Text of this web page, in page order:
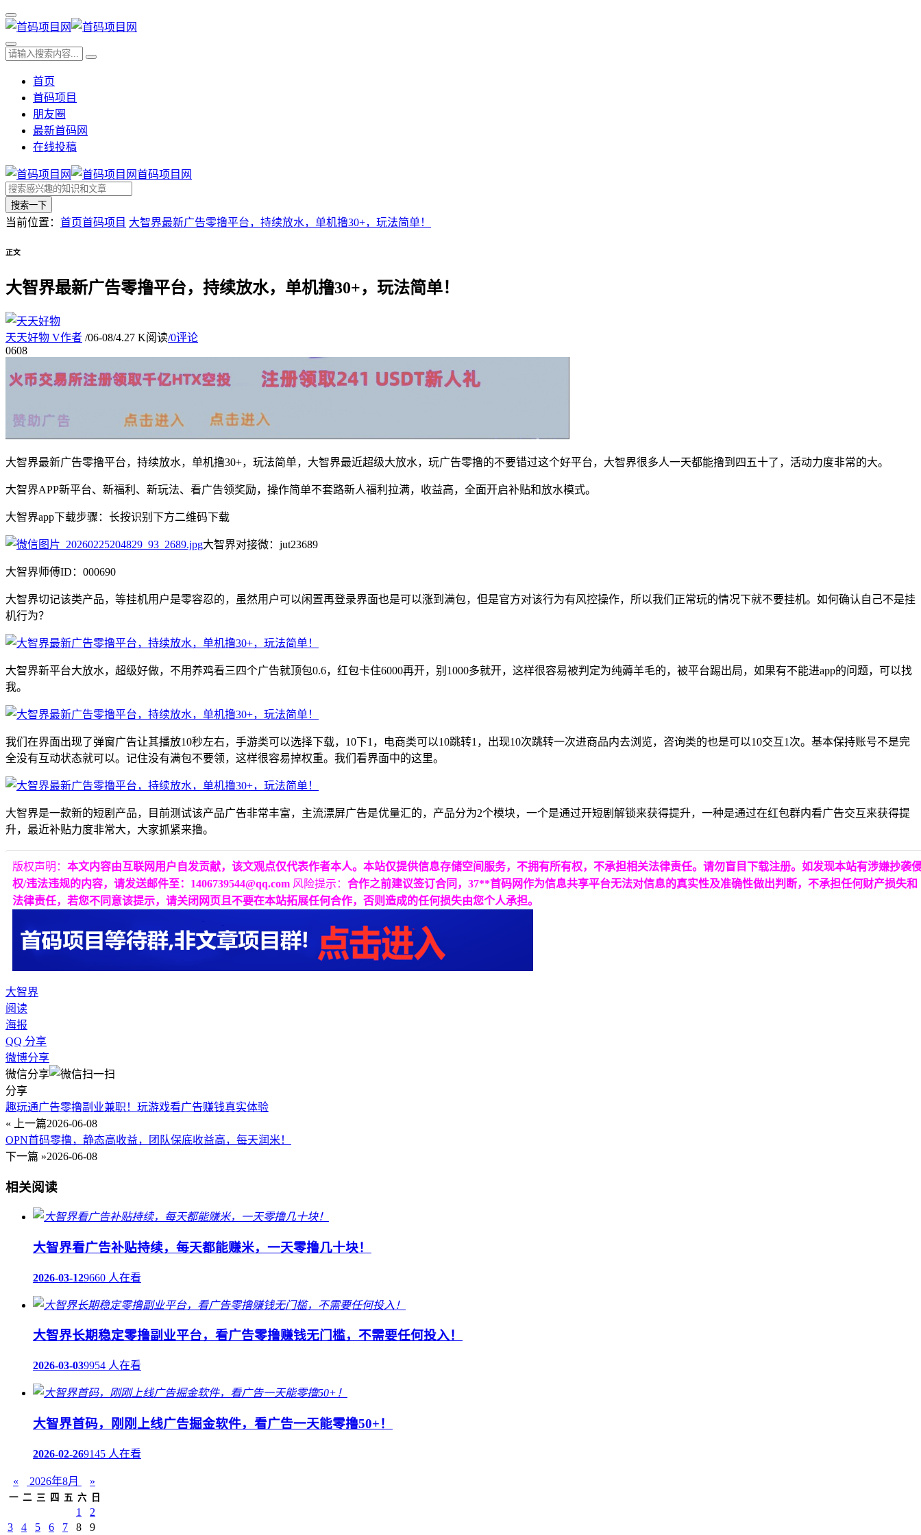
首页
首码项目
朋友圈
最新首码网
在线投稿
首码项目网
搜索一下
当前位置： 首页首码项目 大智界最新广告零撸平台，持续放水，单机撸30+，玩法简单！
正文
大智界最新广告零撸平台，持续放水，单机撸30+，玩法简单！
天天好物 V作者 /06-08/4.27 K阅读/0评论
0608
大智界最新广告零撸平台，持续放水，单机撸30+，玩法简单，大智界最近超级大放水，玩广告零撸的不要错过这个好平台，大智界很多人一天都能撸到四五十了，活动力度非常的大。
大智界APP新平台、新福利、新玩法、看广告领奖励，操作简单不套路新人福利拉满，收益高，全面开启补贴和放水模式。
大智界app下载步骤：长按识别下方二维码下载
大智界对接微：jut23689
大智界师傅ID：000690
大智界切记该类产品，等挂机用户是零容忍的，虽然用户可以闲置再登录界面也是可以涨到满包，但是官方对该行为有风控操作，所以我们正常玩的情况下就不要挂机。如何确认自己不是挂
机行为？
大智界新平台大放水，超级好做，不用养鸡看三四个广告就顶包0.6，红包卡住6000再开，别1000多就开，这样很容易被判定为纯薅羊毛的，被平台踢出局，如果有不能进app的问题，可以找
我。
我们在界面出现了弹窗广告让其播放10秒左右，手游类可以选择下载，10下1，电商类可以10跳转1，出现10次跳转一次进商品内去浏览，咨询类的也是可以10交互1次。基本保持账号不是完
全没有互动状态就可以。记住没有满包不要领，这样很容易掉权重。我们看界面中的这里。
大智界是一款新的短剧产品，目前测试该产品广告非常丰富，主流漂屏广告是优量汇的，产品分为2个模块，一个是通过开短剧解锁来获得提升，一种是通过在红包群内看广告交互来获得提
升，最近补贴力度非常大，大家抓紧来撸。
版权声明： 本文内容由互联网用户自发贡献，该文观点仅代表作者本人。本站仅提供信息存储空间服务，不拥有所有权，不承担相关法律责任。请勿盲目下载注册。如发现本站有涉嫌抄袭
权/违法违规的内容，请发送邮件至：1406739544@qq.com 风险提示： 合作之前建议签订合同，37**首码网作为信息共享平台无法对信息的真实性及准确性做出判断，不承担任何财产损失和
法律责任，若您不同意该提示，请关闭网页且不要在本站拓展任何合作，否则造成的任何损失由您个人承担。
大智界
阅读
海报
QQ 分享
微博分享
微信分享
分享
趣玩通广告零撸副业兼职！玩游戏看广告赚钱真实体验
« 上一篇2026-06-08
OPN首码零撸，静态高收益，团队保底收益高，每天润米！
下一篇 »2026-06-08
相关阅读
大智界看广告补贴持续，每天都能赚米，一天零撸几十块！
2026-03-129660 人在看
大智界长期稳定零撸副业平台，看广告零撸赚钱无门槛，不需要任何投入！
2026-03-039954 人在看
大智界首码，刚刚上线广告掘金软件，看广告一天能零撸50+！
2026-02-269145 人在看
« 2026年8月 »
一 二 三 四 五 六 日
1
2
3
4 5 6 7 8 9